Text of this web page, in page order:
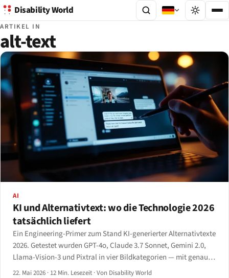
Disability World
ARTIKEL IN
alt-text
AI
KI und Alternativtext: wo die Technologie 2026
tatsächlich liefert
Ein Engineering-Primer zum Stand KI-generierter Alternativtexte
2026. Getestet wurden GPT-4o, Claude 3.7 Sonnet, Gemini 2.0,
Llama-Vision-3 und Pixtral in vier Bildkategorien — mit genauen
Ergebnissen, wo die Technologie liefert und wo sie noch
22. Mai 2026 · 12 Min. Lesezeit ·Von Disability World